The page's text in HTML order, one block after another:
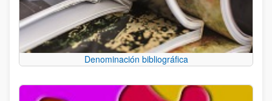
Denominación bibliográfica